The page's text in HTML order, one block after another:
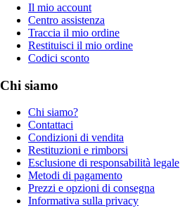
Il mio account
Centro assistenza
Traccia il mio ordine
Restituisci il mio ordine
Codici sconto
Chi siamo
Chi siamo?
Contattaci
Condizioni di vendita
Restituzioni e rimborsi
Esclusione di responsabilità legale
Metodi di pagamento
Prezzi e opzioni di consegna
Informativa sulla privacy